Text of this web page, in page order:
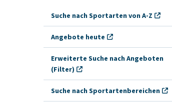
Suche nach Sportarten von A-Z
Angebote heute
Erweiterte Suche nach Angeboten
(Filter)
Suche nach Sportartenbereichen